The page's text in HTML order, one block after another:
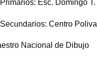
Esc. Domingo
Centro
Nacional de Dibujo